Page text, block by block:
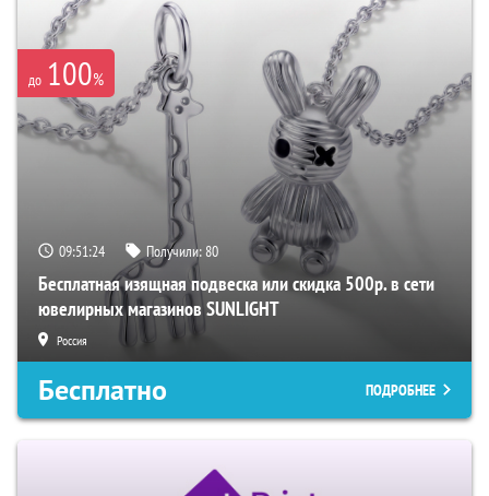
до 100%
09:51:23 Получили:80
Бесплатная изящная подвеска или скидка 500р. в сети
ювелирных магазинов SUNLIGHT
Россия
Бесплатно ПОДРОБНЕЕ